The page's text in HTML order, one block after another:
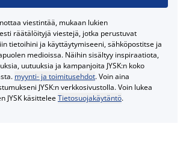
viestintää, mukaan lukien
räätälöityjä viestejä, jotka perustuvat
tietoihini ja käyttäytymiseeni, sähköpostitse ja
medioissa. Näihin sisältyy inspiraatiota,
uutuuksia ja kampanjoita JYSK:n koko
myynti- ja toimitusehdot. Voin aina
JYSK:n verkkosivustolla. Voin lukea
JYSK käsitteleeTietosuojakäytäntö.